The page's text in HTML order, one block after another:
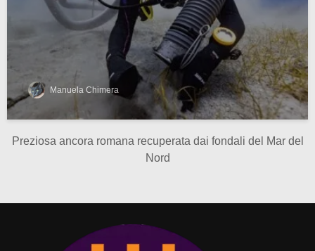
Manuela Chimera
Preziosa ancora romana recuperata dai fondali del Mar del
Nord